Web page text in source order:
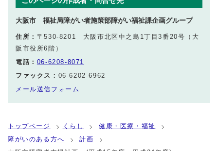
大阪市 福祉局障がい者施策部障がい福祉課企画グループ
住所： 〒530-8201 大阪市北区中之島1丁目3番20号（大
阪市役所6階）
電話： 06-6208-8071
ファックス： 06-6202-6962
メール送信フォーム
トップページ くらし
健康・医療・福祉
障がいのある方へ
計画